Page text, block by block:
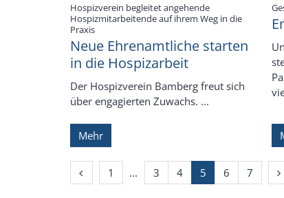
Hospizverein begleitet angehende
Hospizmitarbeitende auf ihrem Weg in die
Praxis:
Neue Ehrenamtliche starten
in die Hospizarbeit
Der Hospizverein Bamberg freut sich
über engagierten Zuwachs. ...
Mehr
Vorherige Seite
Erste Seite
1 3 4 5 6 7